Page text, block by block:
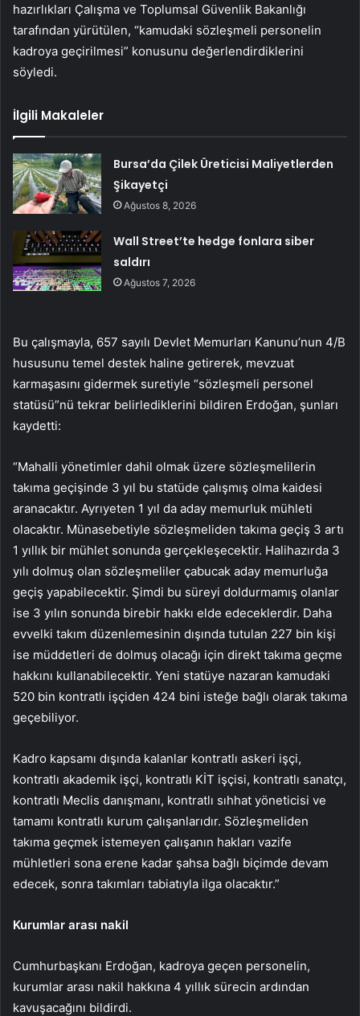
hazırlıkları Çalışma ve Toplumsal Güvenlik Bakanlığı
tarafından yürütülen, “kamudaki sözleşmeli personelin
kadroya geçirilmesi” konusunu değerlendirdiklerini
söyledi.
İlgili Makaleler
Bursa’da Çilek Üreticisi Maliyetlerden
Şikayetçi
Ağustos 8, 2026
Wall Street’te hedge fonlara siber
saldırı
Ağustos 7, 2026
Bu çalışmayla, 657 sayılı Devlet Memurları Kanunu’nun 4/B
hususunu temel destek haline getirerek, mevzuat
karmaşasını gidermek suretiyle “sözleşmeli personel
statüsü”nü tekrar belirlediklerini bildiren Erdoğan, şunları
kaydetti:
“Mahalli yönetimler dahil olmak üzere sözleşmelilerin
takıma geçişinde 3 yıl bu statüde çalışmış olma kaidesi
aranacaktır. Ayrıyeten 1 yıl da aday memurluk mühleti
olacaktır. Münasebetiyle sözleşmeliden takıma geçiş 3 artı
1 yıllık bir mühlet sonunda gerçekleşecektir. Halihazırda 3
yılı dolmuş olan sözleşmeliler çabucak aday memurluğa
geçiş yapabilecektir. Şimdi bu süreyi doldurmamış olanlar
ise 3 yılın sonunda birebir hakkı elde edeceklerdir. Daha
evvelki takım düzenlemesinin dışında tutulan 227 bin kişi
ise müddetleri de dolmuş olacağı için direkt takıma geçme
hakkını kullanabilecektir. Yeni statüye nazaran kamudaki
520 bin kontratlı işçiden 424 bini isteğe bağlı olarak takıma
geçebiliyor.
Kadro kapsamı dışında kalanlar kontratlı askeri işçi,
kontratlı akademik işçi, kontratlı KİT işçisi, kontratlı sanatçı,
kontratlı Meclis danışmanı, kontratlı sıhhat yöneticisi ve
tamamı kontratlı kurum çalışanlarıdır. Sözleşmeliden
takıma geçmek istemeyen çalışanın hakları vazife
mühletleri sona erene kadar şahsa bağlı biçimde devam
edecek, sonra takımları tabiatıyla ilga olacaktır.”
Kurumlar arası nakil
Cumhurbaşkanı Erdoğan, kadroya geçen personelin,
kurumlar arası nakil hakkına 4 yıllık sürecin ardından
kavuşacağını bildirdi.